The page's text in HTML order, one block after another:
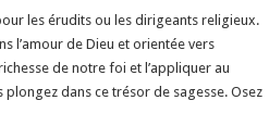
les érudits ou les dirigeants religieux.
l’amour de Dieu et orientée vers
de notre foi et l’appliquer au
dans ce trésor de sagesse. Osez